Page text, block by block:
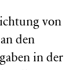
von
den
in der